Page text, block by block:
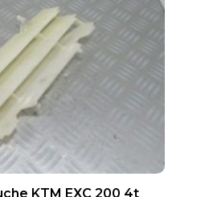
KTM EXC 200 4t